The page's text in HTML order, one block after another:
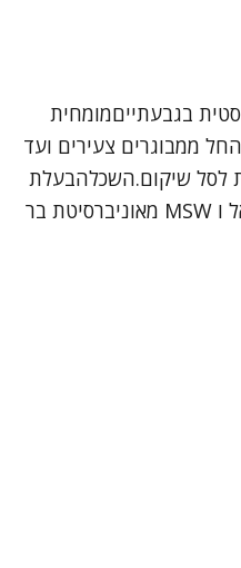
בגבעתייםמומחית
18 ומעלה , החל ממבוגרים צעירים ועד
לסל שיקום.השכלהבעלת
תואר BSW מאוניברסיטת אריאל ו MSW מאוניברסיטת בר